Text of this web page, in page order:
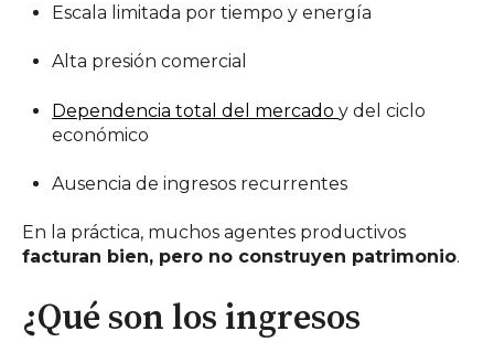
Escala limitada por tiempo y energía
Alta presión comercial
Dependencia total del mercadoy del ciclo
económico
Ausencia de ingresos recurrentes
En la práctica, muchos agentes productivos
facturan bien, pero no construyen patrimonio.
¿Qué son los ingresos